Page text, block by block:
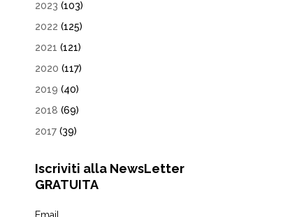
2023 (103)
2022 (125)
2021 (121)
2020 (117)
2019 (40)
2018 (69)
2017 (39)
Iscriviti alla NewsLetter
GRATUITA